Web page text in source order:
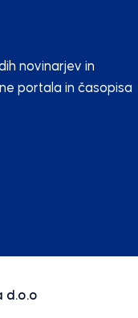
novinarjev in
portala in časopisa
d.o.o